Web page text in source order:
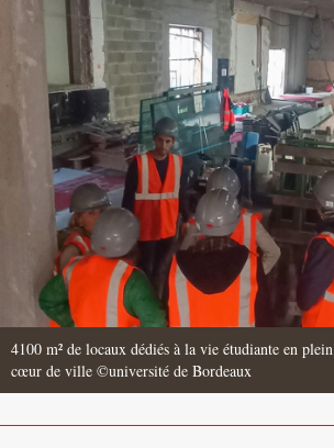
4100 m² de locaux dédiés à la vie étudiante en plein
cœur de ville ©université de Bordeaux